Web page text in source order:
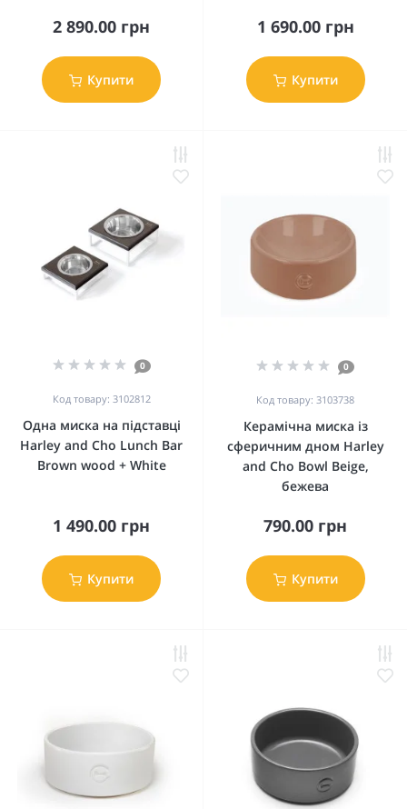
2 890.00 грн
Купити
1 690.00 грн
Купити
0
Код товару: 3102812
Одна миска на підставці
Harley and Cho Lunch Bar
Brown wood + White
1 490.00 грн
Купити
0
Код товару: 3103738
Керамічна миска із
сферичним дном Harley
and Cho Bowl Beige,
бежева
790.00 грн
Купити